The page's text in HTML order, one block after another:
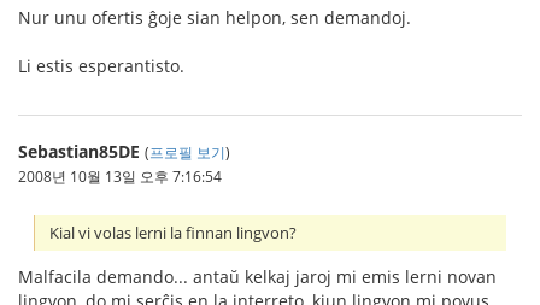
Nur unu ofertis ĝoje sian helpon, sen demandoj.
Li estis esperantisto.
Sebastian85DE (프로필 보기)
2008년 10월 13일 오후 7:16:54
Kial vi volas lerni la finnan lingvon?
Malfacila demando... antaŭ kelkaj jaroj mi emis lerni novan